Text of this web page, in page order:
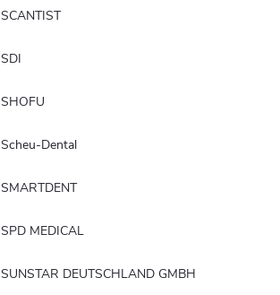
SCANTIST
SDI
SHOFU
Scheu-Dental
SMARTDENT
SPD MEDICAL
SUNSTAR DEUTSCHLAND GMBH